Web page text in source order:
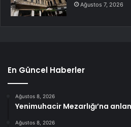
Ağustos 7, 2026
En Güncel Haberler
Ağustos 8, 2026
Yenimuhacir Mezarlığı’na
Ağustos 8, 2026